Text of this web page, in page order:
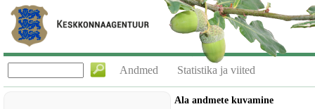
Andmed Statistika ja viited
Ala andmete kuvamine